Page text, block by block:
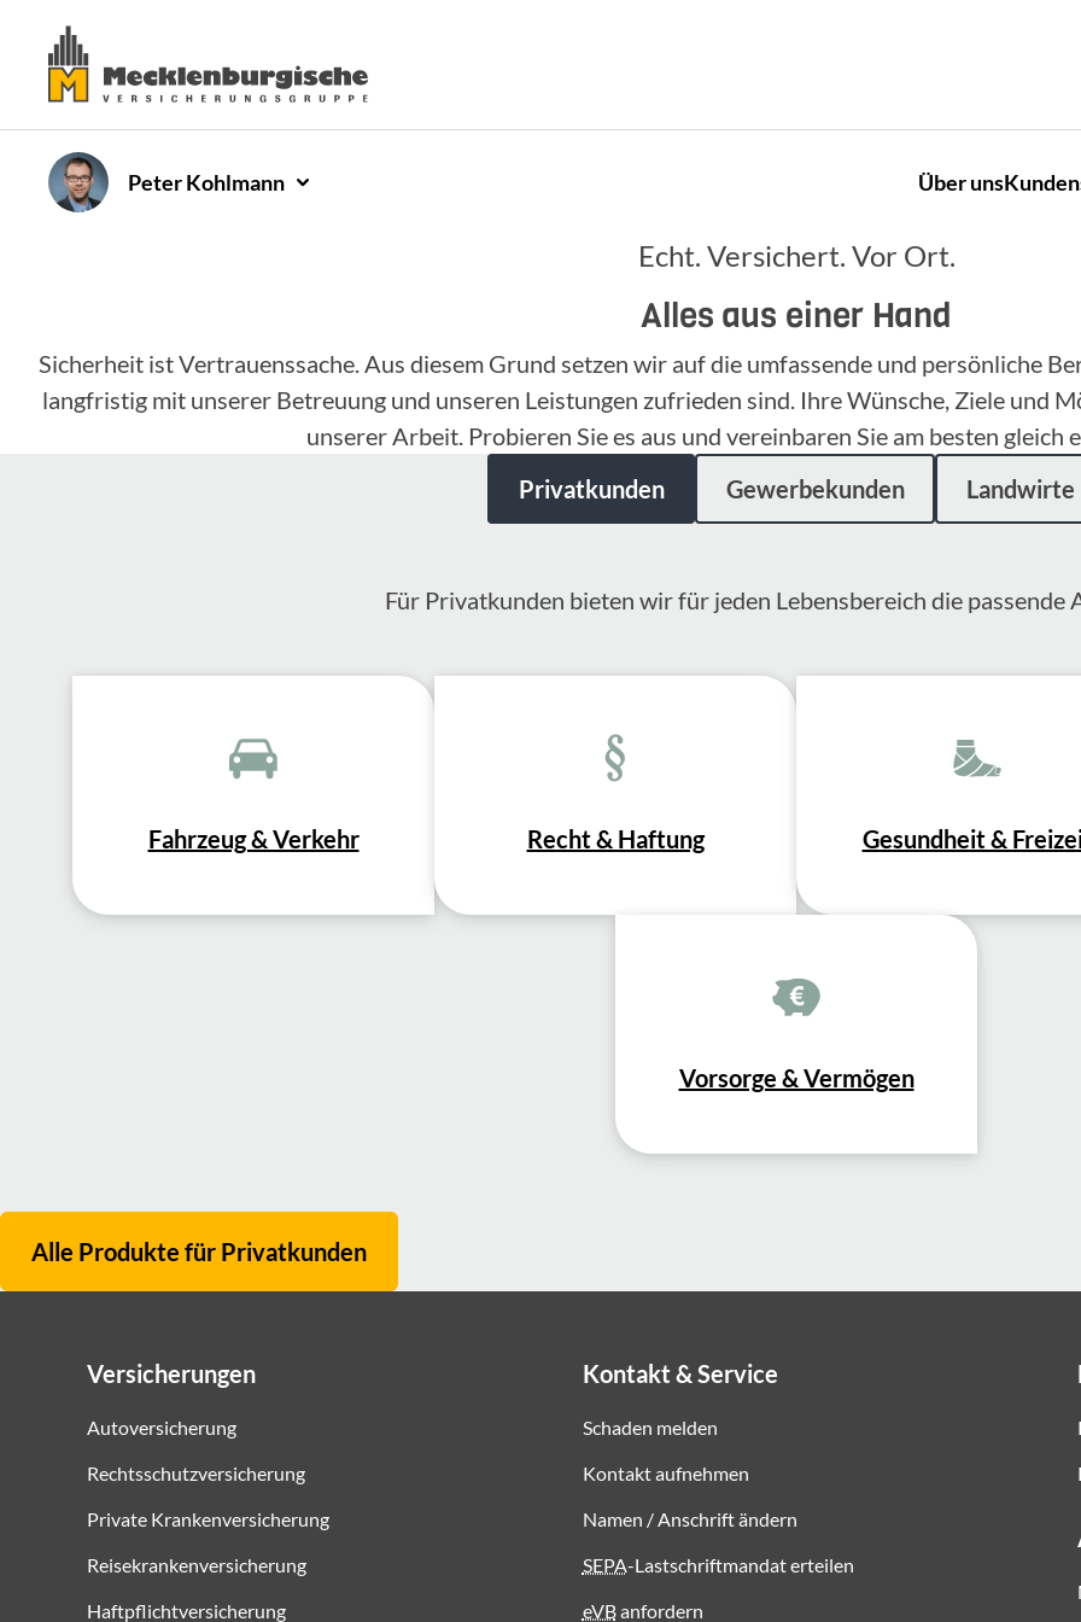
PeterKohlmann Über uns
Echt. Versichert. Vor Ort.
Alles aus einer Hand
Sicherheit ist Vertrauenssache. Aus diesem Grund setzen wir auf die umfassende und persönliche
langfristig mit unserer Betreuung und unseren Leistungen zufrieden sind. Ihre Wünsche, Ziele und
unserer Arbeit. Probieren Sie es aus und vereinbaren Sie am besten gleich
Privatkunden
Gewerbekunden Landwirte
Für Privatkunden bieten wir für jeden Lebensbereich die passende
Fahrzeug & Verkehr Recht & Haftung Gesundheit &
Vorsorge & Vermögen
Alle Produkte für Privatkunden
Versicherungen
Autoversicherung
Rechtsschutzversicherung
Private Krankenversicherung
Reisekrankenversicherung
Haftpflichtversicherung
Kontakt & Service
Schaden melden
Kontakt aufnehmen
Namen / Anschrift ändern
SEPA-Lastschriftmandat erteilen
eVBanfordern